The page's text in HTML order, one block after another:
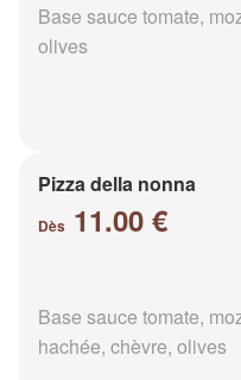
Base sauce tomate,
olives
Pizza della nonna
Dès 11.00 €
Base sauce tomate,
hachée, chèvre, olives